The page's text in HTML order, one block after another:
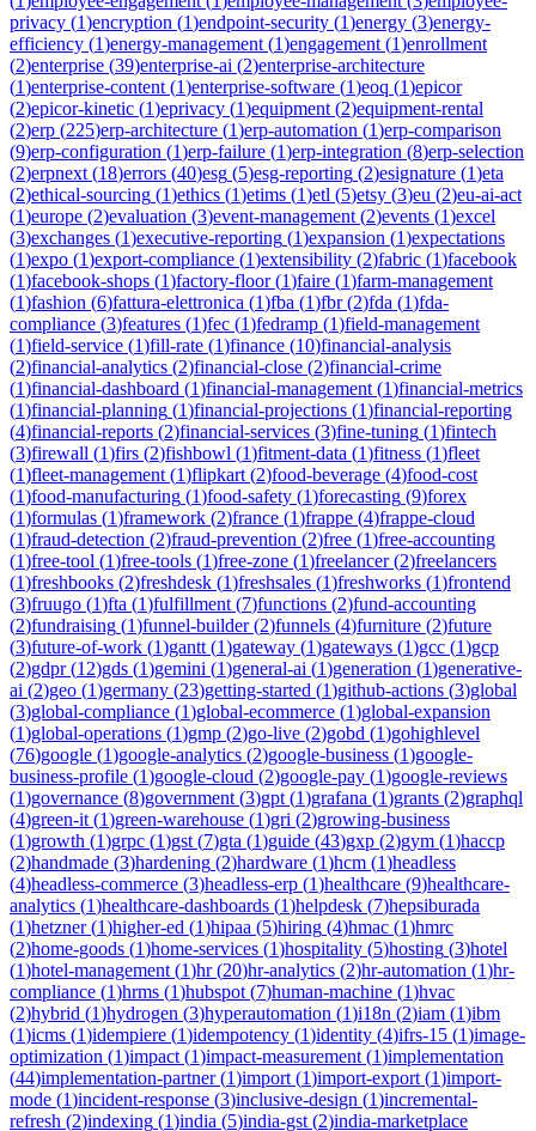
privacy (1)encryption (1)endpoint-security (1)energy (3)energy-
efficiency (1)energy-management (1)engagement (1)enrollment
(2)enterprise (39)enterprise-ai (2)enterprise-architecture
(1)enterprise-content (1)enterprise-software (1)eoq (1)epicor
(2)epicor-kinetic (1)eprivacy (1)equipment (2)equipment-rental
(2)erp (225)erp-architecture (1)erp-automation (1)erp-comparison
(9)erp-configuration (1)erp-failure (1)erp-integration (8)erp-selection
(2)erpnext (18)errors (40)esg (5)esg-reporting (2)esignature (1)eta
(2)ethical-sourcing (1)ethics (1)etims (1)etl (5)etsy (3)eu (2)eu-ai-act
(1)europe (2)evaluation (3)event-management (2)events (1)excel
(3)exchanges (1)executive-reporting (1)expansion (1)expectations
(1)expo (1)export-compliance (1)extensibility (2)fabric (1)facebook
(1)facebook-shops (1)factory-floor(1)faire (1)farm-management
(1)fashion (6)fattura-elettronica (1)fba (1)fbr(2)fda (1)fda-
compliance (3)features (1)fec (1)fedramp (1)field-management
(1)field-service (1)fill-rate (1)finance (10)financial-analysis
(2)financial-analytics (2)financial-close (2)financial-crime
(1)financial-dashboard (1)financial-management (1)financial-metrics
(1)financial-planning (1)financial-projections (1)financial-reporting
(4)financial-reports (2)financial-services (3)fine-tuning (1)fintech
(3)firewall (1)firs (2)fishbowl (1)fitment-data (1)fitness (1)fleet
(1)fleet-management (1)flipkart (2)food-beverage (4)food-cost
(1)food-manufacturing (1)food-safety (1)forecasting (9)forex
(1)formulas (1)framework (2)france (1)frappe (4)frappe-cloud
(1)fraud-detection (2)fraud-prevention (2)free (1)free-accounting
(1)free-tool (1)free-tools (1)free-zone (1)freelancer(2)freelancers
(1)freshbooks (2)freshdesk (1)freshsales (1)freshworks (1)frontend
(3)fruugo (1)fta (1)fulfillment (7)functions (2)fund-accounting
(2)fundraising (1)funnel-builder(2)funnels (4)furniture (2)future
(3)future-of-work (1)gantt (1)gateway (1)gateways (1)gcc (1)gcp
(2)gdpr(12)gds (1)gemini (1)general-ai (1)generation (1)generative-
ai (2)geo (1)germany (23)getting-started (1)github-actions (3)global
(3)global-compliance (1)global-ecommerce (1)global-expansion
(1)global-operations (1)gmp (2)go-live (2)gobd (1)gohighlevel
(76)google (1)google-analytics (2)google-business (1)google-
business-profile (1)google-cloud (2)google-pay (1)google-reviews
(1)governance (8)government (3)gpt (1)grafana (1)grants (2)graphql
(4)green-it (1)green-warehouse (1)gri (2)growing-business
(1)growth (1)grpc (1)gst (7)gta (1)guide (43)gxp (2)gym (1)haccp
(2)handmade (3)hardening (2)hardware (1)hcm (1)headless
(4)headless-commerce (3)headless-erp (1)healthcare (9)healthcare-
analytics (1)healthcare-dashboards (1)helpdesk (7)hepsiburada
(1)hetzner(1)higher-ed (1)hipaa (5)hiring (4)hmac (1)hmrc
(2)home-goods (1)home-services (1)hospitality (5)hosting (3)hotel
(1)hotel-management (1)hr(20)hr-analytics (2)hr-automation (1)hr-
compliance (1)hrms (1)hubspot (7)human-machine (1)hvac
(2)hybrid (1)hydrogen (3)hyperautomation (1)i18n (2)iam (1)ibm
(1)icms (1)idempiere (1)idempotency (1)identity (4)ifrs-15 (1)image-
optimization (1)impact (1)impact-measurement (1)implementation
(44)implementation-partner(1)import (1)import-export (1)import-
mode (1)incident-response (3)inclusive-design (1)incremental-
refresh (2)indexing (1)india (5)india-gst (2)india-marketplace